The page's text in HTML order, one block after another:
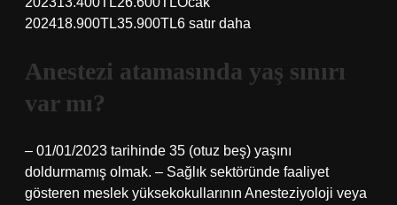
202418.900TL35.900TL6 satır daha
Anestezi atamasında yaş sınırı
var mı?
– 01/01/2023 tarihinde 35 (otuz beş) yaşını
doldurmamış olmak. – Sağlık sektöründe faaliyet
gösteren meslek yüksekokullarının Anesteziyoloji veya